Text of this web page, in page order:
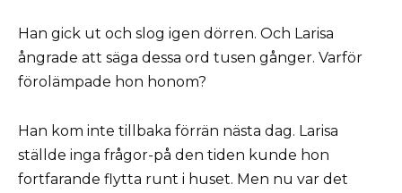
Han gick ut och slog igen dörren. Och Larisa
ångrade att säga dessa ord tusen gånger. Varför
förolämpade hon honom?
Han kom inte tillbaka förrän nästa dag. Larisa
ställde inga frågor-på den tiden kunde hon
fortfarande flytta runt i huset. Men nu var det